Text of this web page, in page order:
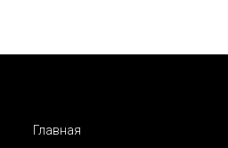
Главная